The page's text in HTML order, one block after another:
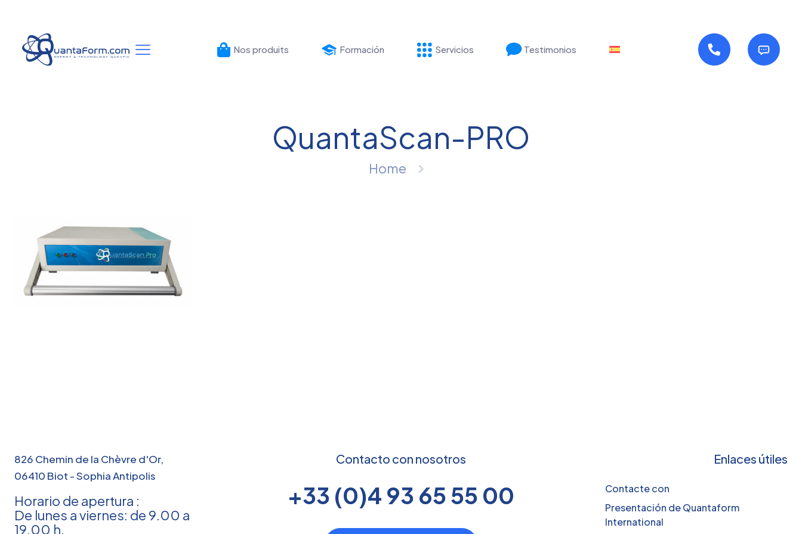
Nos produits Formación Servicios Testimonios
QuantaScan-PRO
Home
826 Chemin de la Chèvre d'Or,
06410 Biot - Sophia Antipolis
Horario de apertura :
De lunes a viernes: de 9.00 a
19.00 h.
Contacto con nosotros
+33 (0)4 93 65 55 00
Enlaces útiles
Contacte con
Presentación de Quantaform
International